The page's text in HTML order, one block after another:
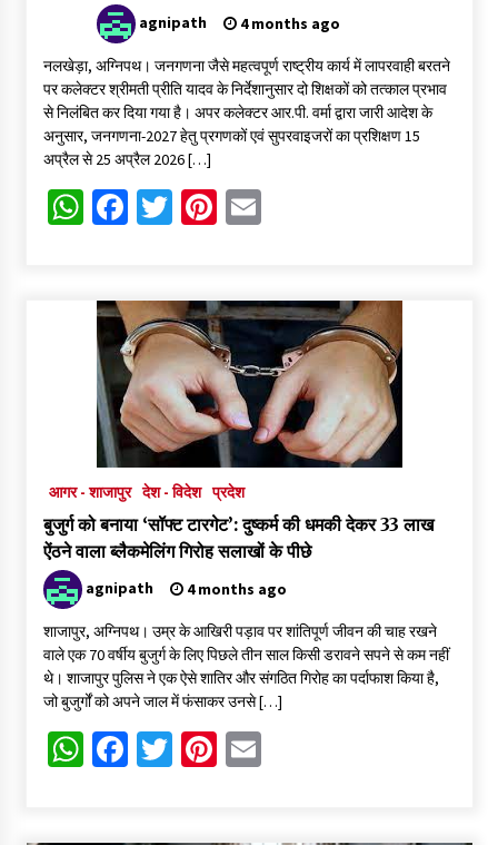
agnipath 4 months ago
नलखेड़ा, अग्निपथ। जनगणना जैसे महत्वपूर्ण राष्ट्रीय कार्य में लापरवाही बरतने
पर कलेक्टर श्रीमती प्रीति यादव के निर्देशानुसार दो शिक्षकों को तत्काल प्रभाव
से निलंबित कर दिया गया है। अपर कलेक्टर आर.पी. वर्मा द्वारा जारी आदेश के
अनुसार, जनगणना-2027 हेतु प्रगणकों एवं सुपरवाइजरों का प्रशिक्षण 15
अप्रैल से 25 अप्रैल 2026 […]
WhatsApp
Facebook
TwitterPinterest
Email
आगर - शाजापुर देश - विदेश प्रदेश
बुजुर्ग को बनाया ‘सॉफ्ट टारगेट’: दुष्कर्म की धमकी देकर 33 लाख
ऐंठने वाला ब्लैकमेलिंग गिरोह सलाखों के पीछे
agnipath 4 months ago
शाजापुर, अग्निपथ। उम्र के आखिरी पड़ाव पर शांतिपूर्ण जीवन की चाह रखने
वाले एक 70 वर्षीय बुजुर्ग के लिए पिछले तीन साल किसी डरावने सपने से कम नहीं
थे। शाजापुर पुलिस ने एक ऐसे शातिर और संगठित गिरोह का पर्दाफाश किया है,
जो बुजुर्गों को अपने जाल में फंसाकर उनसे […]
WhatsApp
Facebook
TwitterPinterest
Email